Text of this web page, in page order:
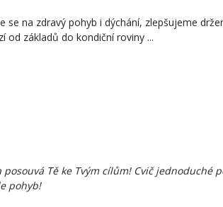
na zdravý pohyb i dýchání, zlepšujeme
základů do kondiční roviny ...
Tě ke Tvým cílům! Cvič
pohyb!